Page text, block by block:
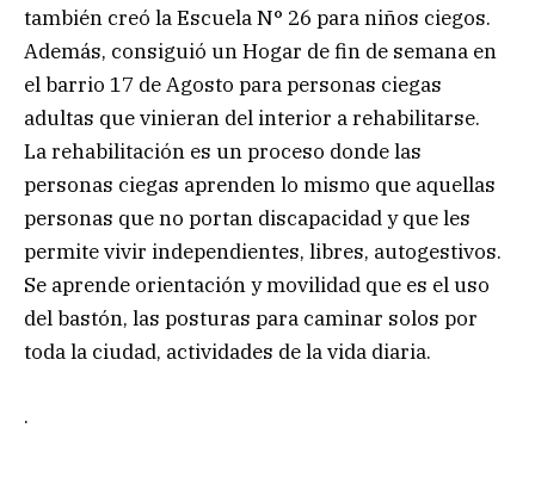
también creó la Escuela N° 26 para niños ciegos.
Además, consiguió un Hogar de fin de semana en
el barrio 17 de Agosto para personas ciegas
adultas que vinieran del interior a rehabilitarse.
La rehabilitación es un proceso donde las
personas ciegas aprenden lo mismo que aquellas
personas que no portan discapacidad y que les
permite vivir independientes, libres, autogestivos.
Se aprende orientación y movilidad que es el uso
del bastón, las posturas para caminar solos por
toda la ciudad, actividades de la vida diaria.
.